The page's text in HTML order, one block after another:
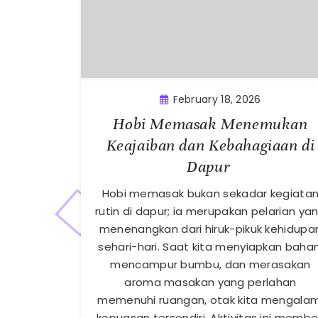
February 18, 2026
Hobi Memasak Menemukan
Keajaiban dan Kebahagiaan di
Dapur
Hobi memasak bukan sekadar kegiatan
rutin di dapur; ia merupakan pelarian
menenangkan dari hiruk-pikuk
sehari-hari. Saat kita menyiapkan
mencampur bumbu, dan merasakan
aroma masakan yang perlahan
memenuhi ruangan, otak kita